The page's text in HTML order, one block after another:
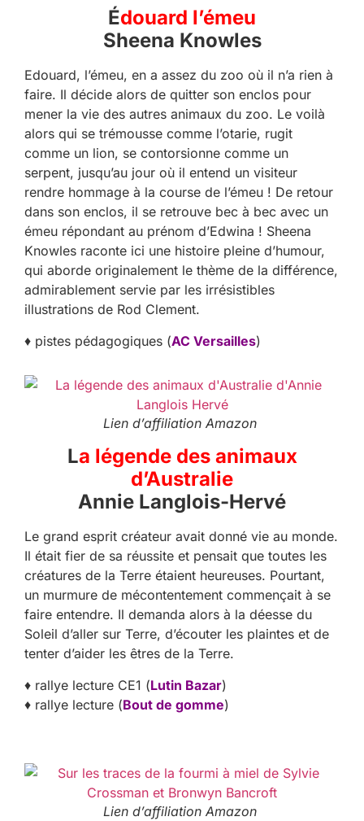
Édouard l’émeu
Sheena Knowles
Edouard, l’émeu, en a assez du zoo où il n’a rien à
faire. Il décide alors de quitter son enclos pour
mener la vie des autres animaux du zoo. Le voilà
alors qui se trémousse comme l’otarie, rugit
comme un lion, se contorsionne comme un
serpent, jusqu’au jour où il entend un visiteur
rendre hommage à la course de l’émeu ! De retour
dans son enclos, il se retrouve bec à bec avec un
émeu répondant au prénom d’Edwina ! Sheena
Knowles raconte ici une histoire pleine d’humour,
qui aborde originalement le thème de la différence,
admirablement servie par les irrésistibles
illustrations de Rod Clement.
♦ pistes pédagogiques (AC Versailles)
Lien d’affiliation Amazon
La légende des animaux
d’Australie
Annie Langlois-Hervé
Le grand esprit créateur avait donné vie au monde.
Il était fier de sa réussite et pensait que toutes les
créatures de la Terre étaient heureuses. Pourtant,
un murmure de mécontentement commençait à se
faire entendre. Il demanda alors à la déesse du
Soleil d’aller sur Terre, d’écouter les plaintes et de
tenter d’aider les êtres de la Terre.
♦ rallye lecture CE1 (Lutin Bazar)
♦ rallye lecture (Bout de gomme)
Lien d’affiliation Amazon